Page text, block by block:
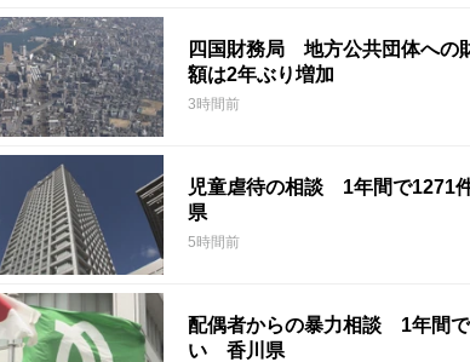
四国財務局 地方公共団体への
額は2年ぶり増加
3時間前
児童虐待の相談 1年間で1271
県
5時間前
配偶者からの暴力相談 1年間
い 香川県